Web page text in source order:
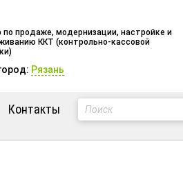
по продаже, модернизации, настройке и
ККТ (контрольно-кассовой
Рязань
Контакты